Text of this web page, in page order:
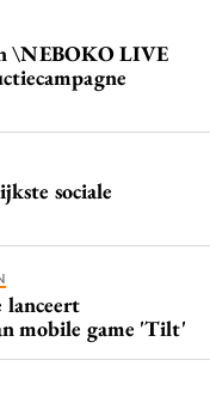
\NEBOKO LIVE
sociale
mobile game 'Tilt'